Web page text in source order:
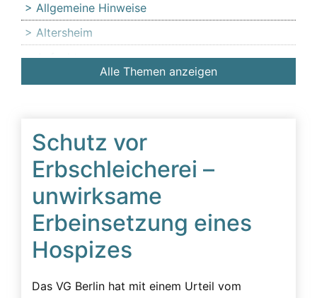
Schutz vor
Erbschleicherei –
unwirksame
Erbeinsetzung eines
Hospizes
Das VG Berlin hat mit einem Urteil vom
Allgemeine Hinweise
Altersheim
Anfechtung
Angehörige
Äußerer Tatbestand: Diffamierung von
Familienmitgliedern
Beeinflussung
Beeinflussung – unzulässig
Beeinflussung – Unzulässige – Alarmsignale
Beeinflussung unzulässig
Alle Themen anzeigen